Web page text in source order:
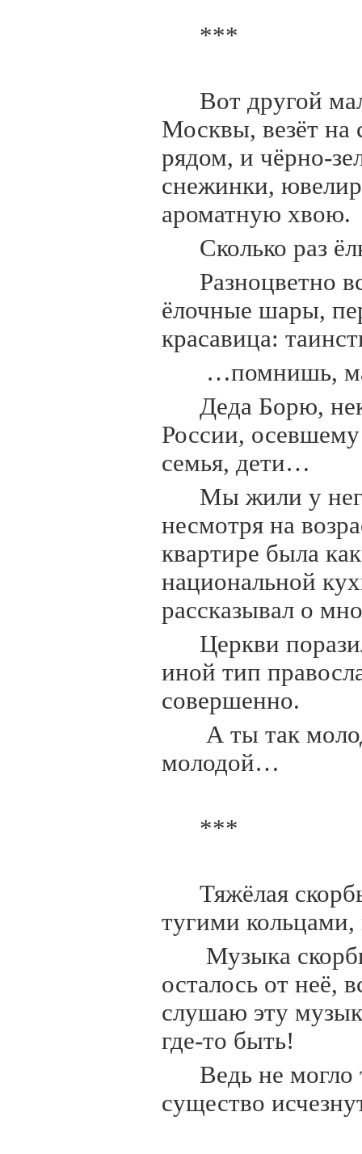
***
Вот другой
Москвы, везёт на
рядом, и чёрно-
снежинки,
ароматную хвою.
Сколько раз
Разноцветно
ёлочные шары,
красавица:
…помнишь,
Деда Борю,
России,
семья, дети…
Мы жили у
несмотря на
квартире была
национальной
рассказывал о
Церкви
иной тип
совершенно.
А ты так
молодой…
***
Тяжёлая
тугими
Музыка
осталось от неё,
слушаю эту
где-то быть!
Ведь не могло
существо